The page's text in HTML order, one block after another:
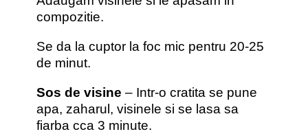
compozitie.
Se da la cuptor la foc mic pentru 20-25
de minut.
Sos de visine – Intr-o cratita se pune
apa, zaharul, visinele si se lasa sa
fiarba cca 3 minute.